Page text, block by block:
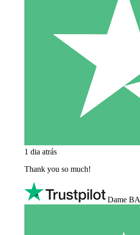
1 dia atrás
Thank you so much!
Dame BA